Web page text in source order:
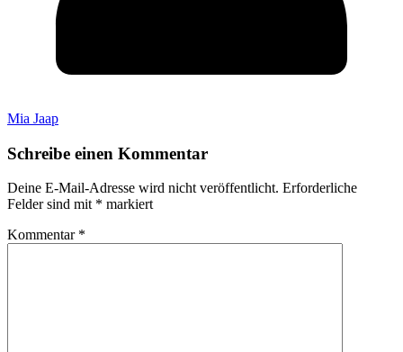
Mia Jaap
Schreibe einen Kommentar
Deine E-Mail-Adresse wird nicht veröffentlicht. Erforderliche
Felder sind mit * markiert
Kommentar *